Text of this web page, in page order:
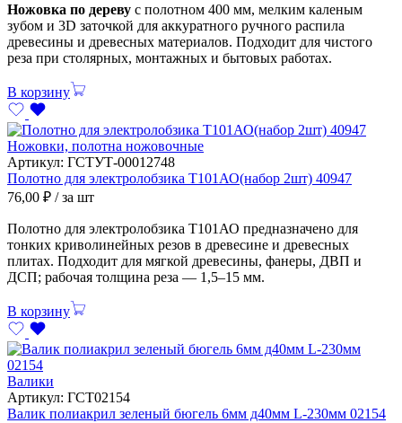
Ножовка по дереву с полотном 400 мм, мелким каленым
зубом и 3D заточкой для аккуратного ручного распила
древесины и древесных материалов. Подходит для чистого
реза при столярных, монтажных и бытовых работах.
В корзину
Ножовки, полотна ножовочные
Артикул: ГСТУТ-00012748
Полотно для электролобзика Т101АО(набор 2шт) 40947
76,00 ₽ / за шт
Полотно для электролобзика Т101АО предназначено для
тонких криволинейных резов в древесине и древесных
плитах. Подходит для мягкой древесины, фанеры, ДВП и
ДСП; рабочая толщина реза — 1,5–15 мм.
В корзину
Валики
Артикул: ГСТ02154
Валик полиакрил зеленый бюгель 6мм д40мм L-230мм 02154